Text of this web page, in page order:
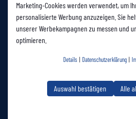
Marketing-Cookies werden verwendet, um
personalisierte Werbung anzuzeigen. Sie
unserer Werbekampagnen zu messen und
optimieren.
Details | Datenschutzerklärung |
Auswahl bestätigen Alle